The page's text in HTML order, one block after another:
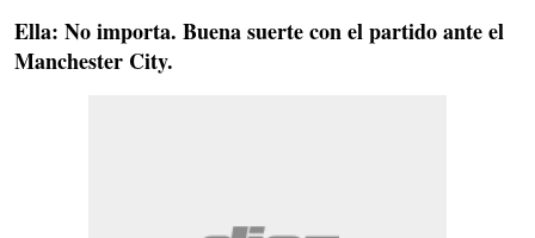
Ella: No importa. Buena suerte con el partido ante el
Manchester City.